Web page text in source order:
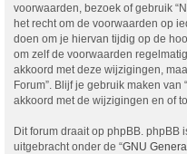
voorwaarden, bezoek of gebruik
het recht om de voorwaarden op
doen om je hiervan tijdig op de
om zelf de voorwaarden
akkoord met deze wijzigingen,
Forum”. Blijf je gebruik maken van
akkoord met de wijzigingen en of
Dit forum draait op phpBB.
uitgebracht onder de “GNU